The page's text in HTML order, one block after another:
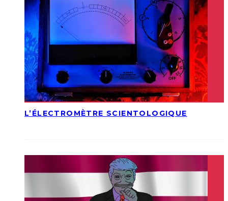
L’ÉLECTROMÈTRE SCIENTOLOGIQUE